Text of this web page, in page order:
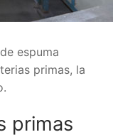
espuma
primas, la
primas